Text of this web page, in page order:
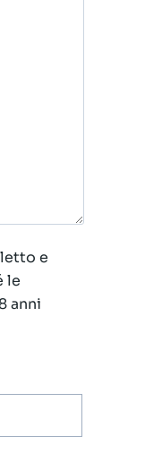
e
le
anni